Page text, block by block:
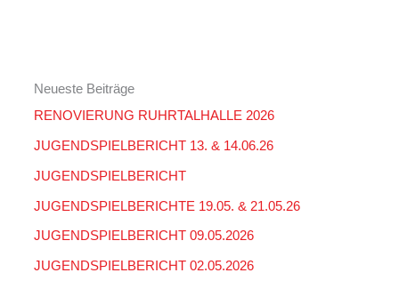
Neueste Beiträge
RENOVIERUNG RUHRTALHALLE 2026
JUGENDSPIELBERICHT 13. & 14.06.26
JUGENDSPIELBERICHT
JUGENDSPIELBERICHTE 19.05. & 21.05.26
JUGENDSPIELBERICHT 09.05.2026
JUGENDSPIELBERICHT 02.05.2026